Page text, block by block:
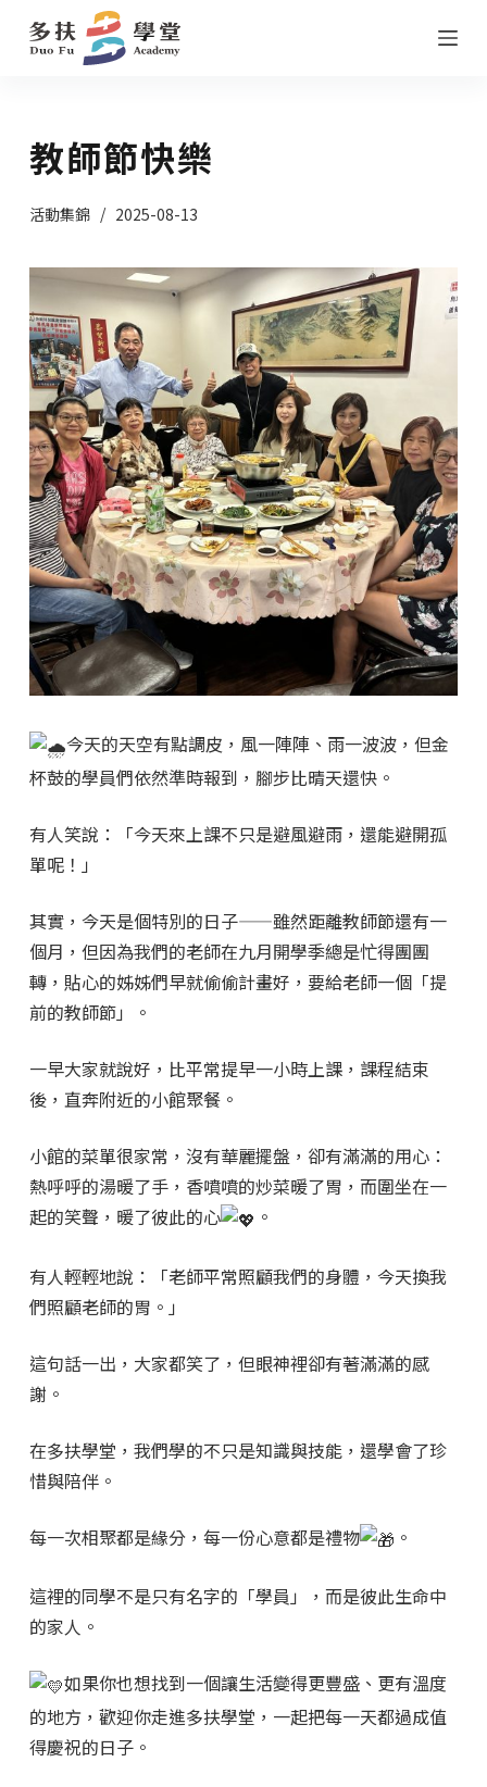
跳
至
內
容
教師節快樂
活動集錦 2025-08-13
今天的天空有點調皮，風一陣陣、雨一波波，但金
杯鼓的學員們依然準時報到，腳步比晴天還快。
有人笑說：「今天來上課不只是避風避雨，還能避開孤
單呢！」
其實，今天是個特別的日子——雖然距離教師節還有一
個月，但因為我們的老師在九月開學季總是忙得團團
轉，貼心的姊姊們早就偷偷計畫好，要給老師一個「提
前的教師節」。
一早大家就說好，比平常提早一小時上課，課程結束
後，直奔附近的小館聚餐。
小館的菜單很家常，沒有華麗擺盤，卻有滿滿的用心：
熱呼呼的湯暖了手，香噴噴的炒菜暖了胃，而圍坐在一
起的笑聲，暖了彼此的心
。
有人輕輕地說：「老師平常照顧我們的身體，今天換我
們照顧老師的胃。」
這句話一出，大家都笑了，但眼神裡卻有著滿滿的感
謝。
在多扶學堂，我們學的不只是知識與技能，還學會了珍
惜與陪伴。
每一次相聚都是緣分，每一份心意都是禮物 。
這裡的同學不是只有名字的「學員」，而是彼此生命中
的家人。
如果你也想找到一個讓生活變得更豐盛、更有溫度
的地方，歡迎你走進多扶學堂，一起把每一天都過成值
得慶祝的日子。